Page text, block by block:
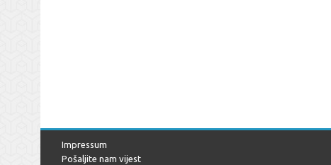
Impressum
Pošaljite nam vijest